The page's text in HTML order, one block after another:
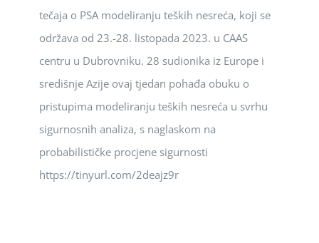
tečaja o PSA modeliranju teških nesreća, koji se
održava od 23.-28. listopada 2023. u CAAS
centru u Dubrovniku. 28 sudionika iz Europe i
središnje Azije ovaj tjedan pohađa obuku o
pristupima modeliranju teških nesreća u svrhu
sigurnosnih analiza, s naglaskom na
probabilističke procjene sigurnosti
https://tinyurl.com/2deajz9r